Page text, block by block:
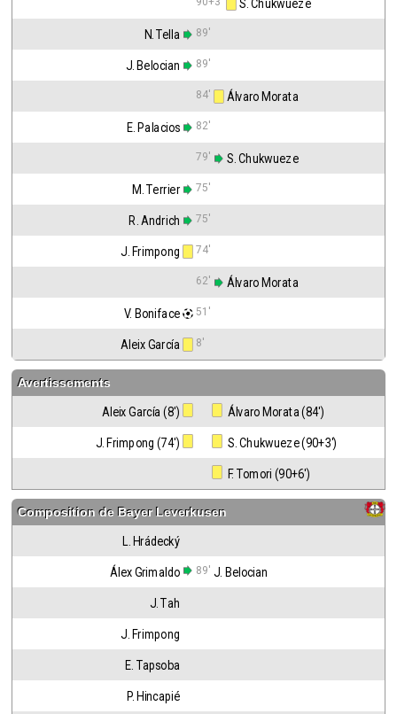
S. Chukwueze
N. Tella 89'
J. Belocian 89'
84' Álvaro Morata
E. Palacios 82'
79' S. Chukwueze
M. Terrier 75'
R. Andrich 75'
J. Frimpong 74'
62' Álvaro Morata
V. Boniface 51'
Aleix García 8'
Avertissements
Aleix García (8') Álvaro Morata (84')
J. Frimpong (74') S. Chukwueze (90+3')
F. Tomori (90+6')
Composition de Bayer Leverkusen
L. Hrádecký
Álex Grimaldo 89' J. Belocian
J. Tah
J. Frimpong
E. Tapsoba
P. Hincapié